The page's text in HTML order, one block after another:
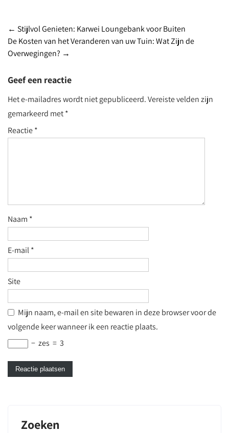
Post
navigation
← Stijlvol Genieten: Karwei Loungebank voor Buiten
De Kosten van het Veranderen van uw Tuin: Wat Zijn de
Overwegingen? →
Geef een reactie
Het e-mailadres wordt niet gepubliceerd.Vereiste velden zijn
gemarkeerd met*
Reactie*
Naam *
E-mail*
Site
Mijn naam, e-mail en site bewaren in deze browser voor de
volgende keer wanneer ik een reactie plaats.
− zes = 3
Zoeken